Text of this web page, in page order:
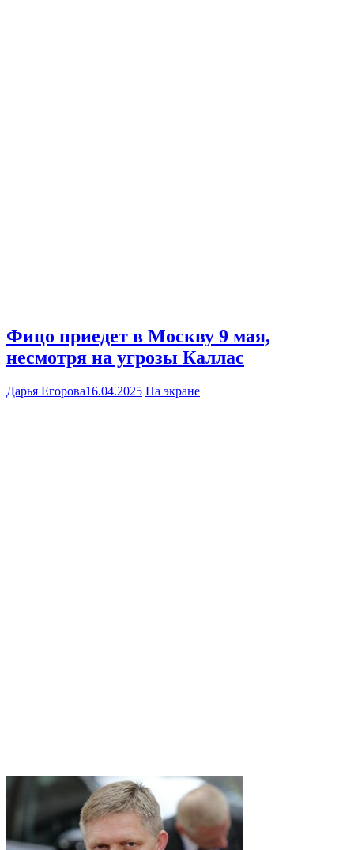
Фицо приедет в Москву 9 мая,
несмотря на угрозы Каллас
Дарья Егорова16.04.2025 На экране